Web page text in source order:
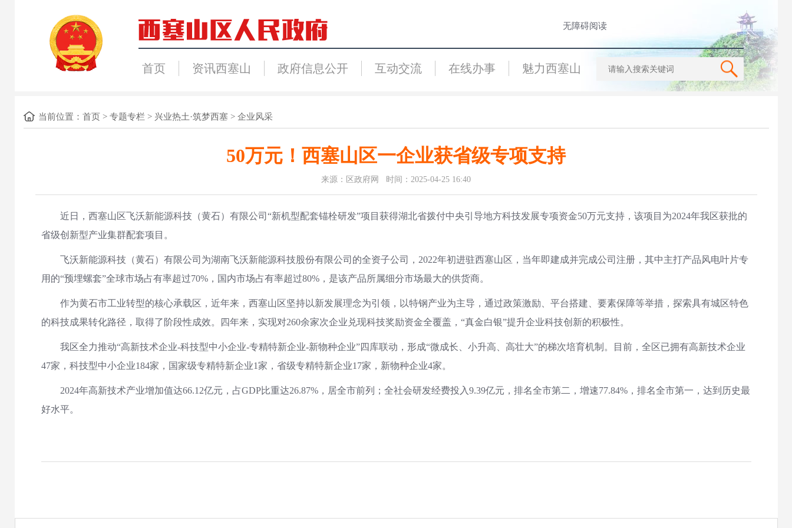
无障碍阅读
首页 资讯西塞山 政府信息公开 互动交流 在线办事 魅力西塞山
当前位置： 首页> 专题专栏 > 兴业热土·筑梦西塞 > 企业风采
50万元！西塞山区一企业获省级专项支持
来源：区政府网 时间：2025-04-25 16:40
近日，西塞山区飞沃新能源科技（黄石）有限公司“新机型配套锚栓研发”项目获得湖北省拨付中央引导地方科技发展专项资金50万元支持，该项目为2024年我区获批的
省级创新型产业集群配套项目。
飞沃新能源科技（黄石）有限公司为湖南飞沃新能源科技股份有限公司的全资子公司，2022年初进驻西塞山区，当年即建成并完成公司注册，其中主打产品风电叶片专
用的“预埋螺套”全球市场占有率超过70%，国内市场占有率超过80%，是该产品所属细分市场最大的供货商。
作为黄石市工业转型的核心承载区，近年来，西塞山区坚持以新发展理念为引领，以特钢产业为主导，通过政策激励、平台搭建、要素保障等举措，探索具有城区特色
的科技成果转化路径，取得了阶段性成效。四年来，实现对260余家次企业兑现科技奖励资金全覆盖，“真金白银”提升企业科技创新的积极性。
我区全力推动“高新技术企业-科技型中小企业-专精特新企业-新物种企业”四库联动，形成“微成长、小升高、高壮大”的梯次培育机制。目前，全区已拥有高新技术企业
47家，科技型中小企业184家，国家级专精特新企业1家，省级专精特新企业17家，新物种企业4家。
2024年高新技术产业增加值达66.12亿元，占GDP比重达26.87%，居全市前列；全社会研发经费投入9.39亿元，排名全市第二，增速77.84%，排名全市第一，达到历史最
好水平。